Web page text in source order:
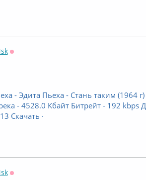
- Эдита Пьеха - Стань таким (1964 г)
- 4528.0 Кбайт Битрейт - 192 kbps
Скачать ·